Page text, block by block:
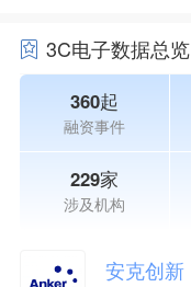
3C电子数据总览
360起
融资事件
229家
涉及机构
安克创新